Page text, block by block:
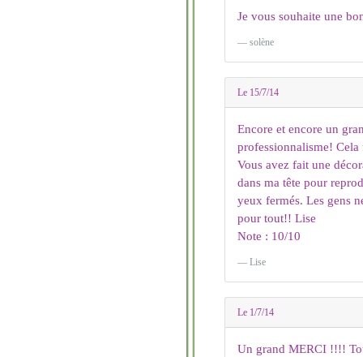
Je vous souhaite une
solène
Le 15/7/14
Encore et encore un
professionnalisme!
Vous avez fait une
dans ma tête pour
yeux fermés. Les gens
pour tout!! Lise
Note : 10/10
Lise
Le 1/7/14
Un grand MERCI !!!!